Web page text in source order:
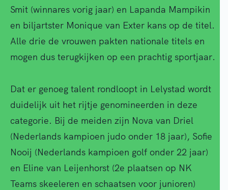
Smit (winnares vorig jaar) en Lapanda Mampikin
en biljartster Monique van Exter kans op de titel.
Alle drie de vrouwen pakten nationale titels en
mogen dus terugkijken op een prachtig sportjaar.
Dat er genoeg talent rondloopt in Lelystad wordt
duidelijk uit het rijtje genomineerden in deze
categorie. Bij de meiden zijn Nova van Driel
(Nederlands kampioen judo onder 18 jaar), Sofie
Nooij (Nederlands kampioen golf onder 22 jaar)
en Eline van Leijenhorst (2e plaatsen op NK
Teams skeeleren en schaatsen voor junioren)